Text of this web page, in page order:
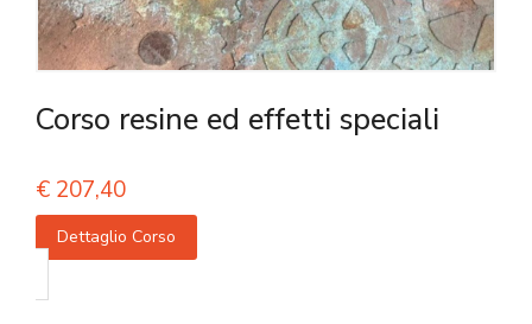
Corso resine ed effetti speciali
€ 207,40
Dettaglio Corso